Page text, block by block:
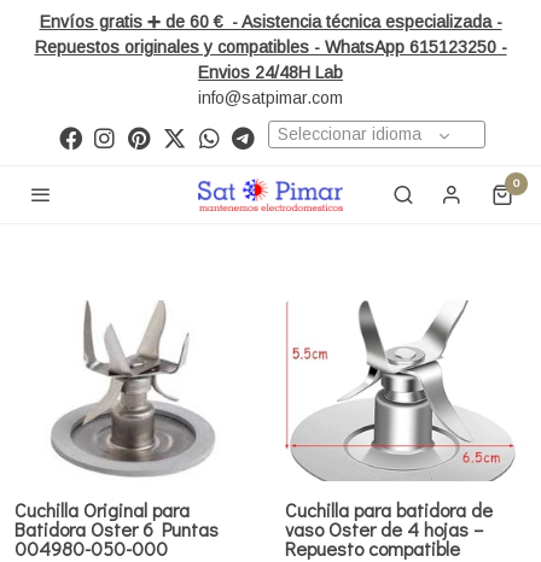
Envíos gratis ➕ de 60 € - Asistencia técnica especializada -
Repuestos originales y compatibles - WhatsApp 615123250 -
Envios 24/48H Lab
info@satpimar.com
Seleccionar idioma
0
Cuchilla Original para
Batidora Oster 6 Puntas
004980-050-000
Cuchilla para batidora de
vaso Oster de 4 hojas –
Repuesto compatible